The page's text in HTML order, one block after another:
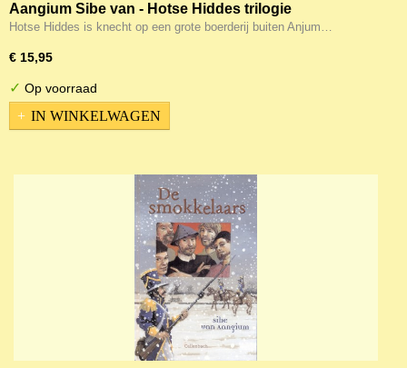
Aangium Sibe van - Hotse Hiddes trilogie
Hotse Hiddes is knecht op een grote boerderij buiten Anjum…
€ 15,95
✓ Op voorraad
IN WINKELWAGEN